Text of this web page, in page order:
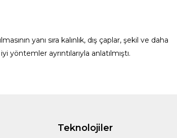
yanı sıra kalınlık, dış çaplar, şekil ve daha
yöntemler ayrıntılarıyla anlatılmıştı.
Teknolojiler